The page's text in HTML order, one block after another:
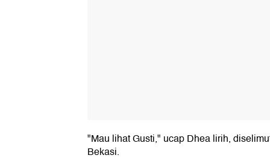
"Mau lihat Gusti," ucap Dhea lirih,
Bekasi.